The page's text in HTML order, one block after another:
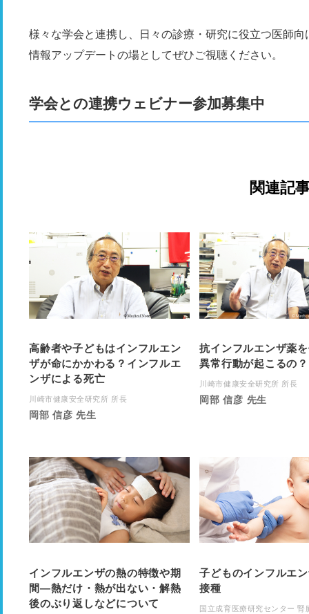
様々な学会と連携し、日々の診療・研究に役立つ医師
情報アップデートの場としてぜひご視聴ください。
学会との連携ウェビナー参加募集中
関連記
高齢者や子どもはインフルエン
ザが命にかかわる？インフルエ
ンザによる死亡
川崎市健康安全研究所 所長
岡部 信彦 先生
抗インフルエンザ薬
異常行動が起こるの？
川崎市健康安全研究所 所長
岡部 信彦 先生
インフルエンザの熱の特徴や期
間―熱だけ・熱が出ない・解熱
後のぶり返しなどについて
子どものインフルエ
接種
国立成育医療研究センター 腎